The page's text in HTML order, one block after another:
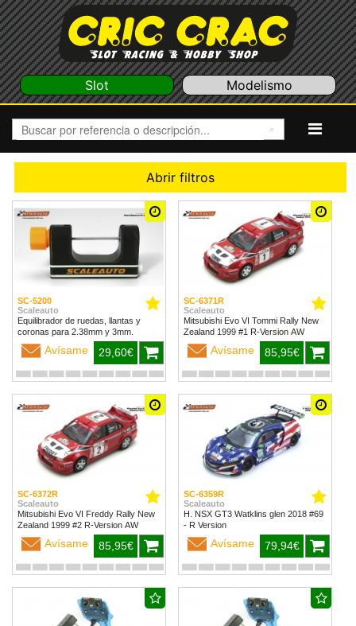
Slot Modelismo
Abrir filtros
SC-5200
Scaleauto
Equilibrador de ruedas, llantas y
coronas para 2.38mm y 3mm.
Avísame 29,60€
SC-6371R
Scaleauto
Mitsubishi Evo VI Tommi Rally New
Zealand 1999 #1 R-Version AW
Avísame 85,95€
SC-6372R
Scaleauto
Mitsubishi Evo VI Freddy Rally New
Zealand 1999 #2 R-Version AW
Avísame 85,95€
SC-6359R
Scaleauto
H. NSX GT3 Watklins glen 2018 #69
- R Version
Avísame 79,94€